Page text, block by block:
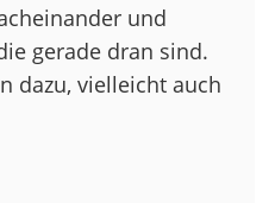
und
gerade dran sind.
dazu, vielleicht auch